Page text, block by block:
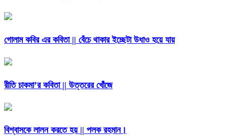
গোলাম কবির এর কবিতা || বেঁচে থাকার ইচ্ছেটা উধাও হয়ে যায়
রীতি চাকমা’র কবিতা || উত্তরের খোঁজে
বিশ্বাসকে লালন করতে হয় || পলক রহমান।